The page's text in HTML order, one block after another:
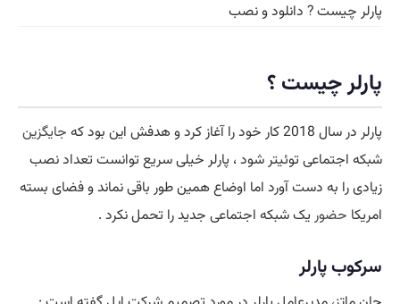
پارلر چیست ? دانلود و نصب
پارلر چیست ؟
پارلر در سال 2018 کار خود را آغاز کرد و هدفش این بود که
جایگزین
شبکه اجتماعی توئیتر شود ، پارلر خیلی سریع توانست تعداد نصب
زیادی را به دست آورد اما اوضاع همین طور باقی نماند و فضای بسته
امریکا حضور یک شبکه اجتماعی جدید را تحمل نکرد .
سرکوب پارلر